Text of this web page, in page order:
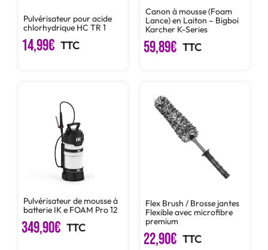
Pulvérisateur pour acide
chlorhydrique HC TR 1
14,99€ TTC
Canon à mousse (Foam
Lance) en Laiton – Bigboi
Karcher K-Series
59,89€ TTC
Pulvérisateur de mousse à
batterie IK e FOAM Pro 12
349,90€ TTC
Flex Brush / Brosse jantes
Flexible avec microfibre
premium
22,90€ TTC